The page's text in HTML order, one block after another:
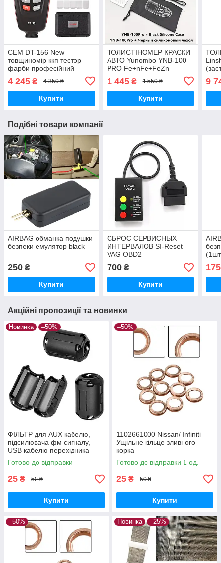
CEM DT-156 New
товщиномір ккп тестор
фарби професійний
рубіновий датчик)
4 245 ₴ 4 350 ₴
Купити
ТОЛИСТІНОМЕР КРАСКИ
АВТО Yunombo YNB-100
PRO Fe+nFe+FeZn
силіконовий)
1 445₴ 1 550 ₴
Купити
Fe
9
Подібні товари компанії
AIRBAG обманка подушки
безпеки емулятор black
250 ₴
Купити
СБРОС СЕРВИСНЫХ
ИНТЕРВАЛОВ SI-Reset
VAG OBD2
700₴
Купити
175
Акційні пропозиції та новинки
Новинка –50%
ФІЛЬТР для AUX кабелю,
підсилювача фм сигналу,
USB кабелю перехідника
Готово до відправки
25 ₴ 50 ₴
Купити
–50%
1102661000 Nissan/ Infiniti
Ущільне кільце зливного
корка
Готово до відправки 1 од.
25 ₴ 50 ₴
Купити
–50% Новинка –25%